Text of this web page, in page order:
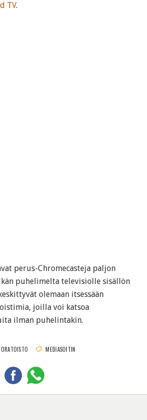
TV.
perus-Chromecasteja paljon
puhelimelta televisiolle sisällön
olemaan itsessään
joilla voi katsoa
ilman puhelintakin.
MEDIASOITIN